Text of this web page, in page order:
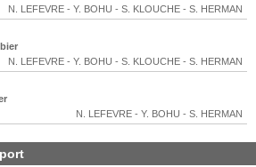
N. LEFEVRE - Y. BOHU - S. KLOUCHE - S. HERMAN
N. LEFEVRE - Y. BOHU - S. KLOUCHE - S. HERMAN
N. LEFEVRE - Y. BOHU - S. HERMAN